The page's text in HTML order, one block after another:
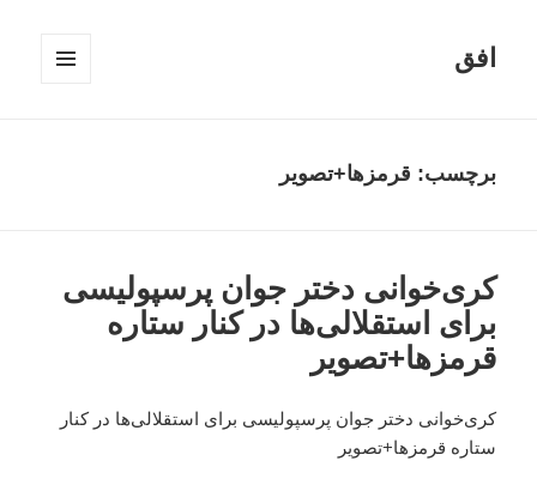
افق
برچسب: قرمزها+تصویر
کری‌خوانی دختر جوان پرسپولیسی
برای استقلالی‌ها در کنار ستاره
قرمزها+تصویر
کری‌خوانی دختر جوان پرسپولیسی برای استقلالی‌ها در کنار
ستاره قرمزها+تصویر